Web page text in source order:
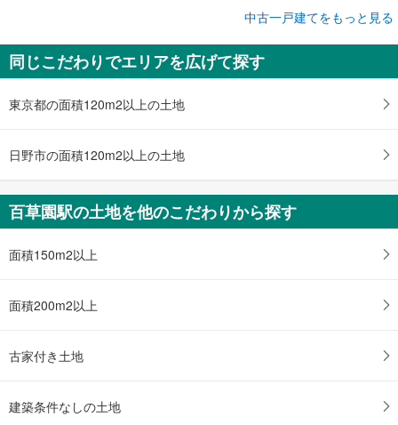
府中市四谷3丁目
5,899万円
4SLDK
土地面積 150m
中古一戸建てをもっと見る
同じこだわりでエリアを広げて探す
東京都の面積120m2以上の土地
日野市の面積120m2以上の土地
百草園駅の土地を他のこだわりから探す
面積150m2以上
面積200m2以上
古家付き土地
建築条件なしの土地